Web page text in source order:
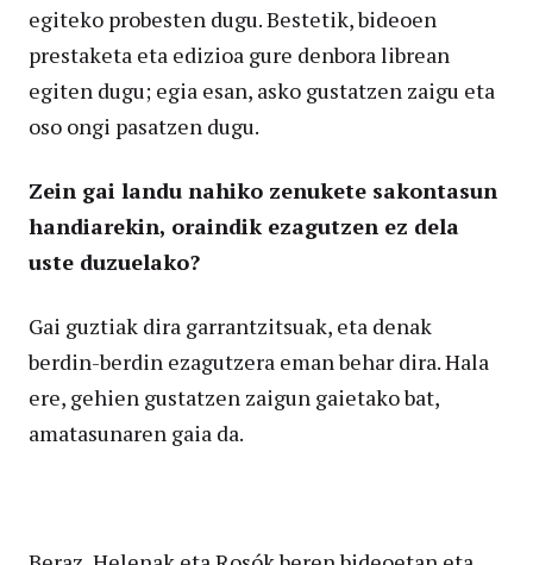
egiteko probesten dugu. Bestetik, bideoen
prestaketa eta edizioa gure denbora librean
egiten dugu; egia esan, asko gustatzen zaigu eta
oso ongi pasatzen dugu.
Zein gai landu nahiko zenukete sakontasun
handiarekin, oraindik ezagutzen ez dela
uste duzuelako?
Gai guztiak dira garrantzitsuak, eta denak
berdin-berdin ezagutzera eman behar dira. Hala
ere, gehien gustatzen zaigun gaietako bat,
amatasunaren gaia da.